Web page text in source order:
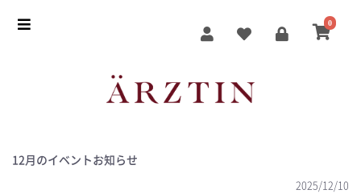
0
12月のイベントお知らせ
2025/12/10